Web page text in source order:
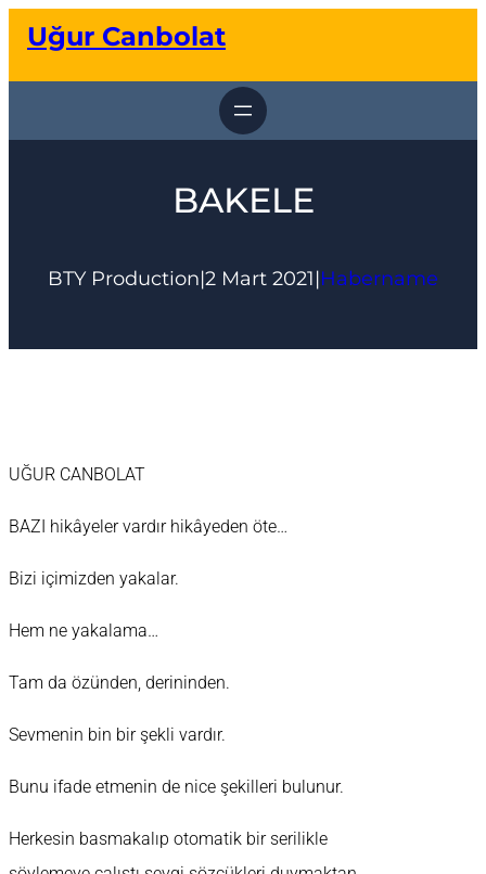
geçUğur Canbolat
BAKELE
BTY Production|2 Mart 2021|Habername
UĞUR CANBOLAT
BAZI hikâyeler vardır hikâyeden öte…
Bizi içimizden yakalar.
Hem ne yakalama…
Tam da özünden, derininden.
Sevmenin bin bir şekli vardır.
Bunu ifade etmenin de nice şekilleri bulunur.
Herkesin basmakalıp otomatik bir serilikle